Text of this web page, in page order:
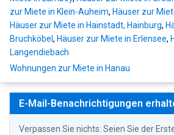
zur Miete in Klein-Auheim, Häuser zur
Häuser zur Miete in Hainstadt, Hainburg,
Bruchköbel , Häuser zur Miete in Erlensee,
Langendiebach
Wohnungen zur Miete in Hanau
E-Mail-Benachrichtigungen
Verpassen Sie nichts: Seien Sie der